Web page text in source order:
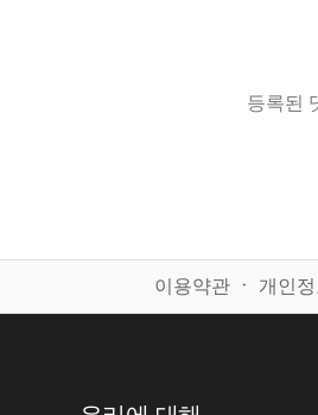
등록된
이용약관 ㆍ 개인